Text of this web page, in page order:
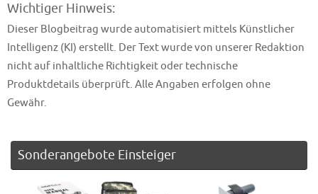
Wichtiger Hinweis:
Dieser Blogbeitrag wurde automatisiert mittels Künstlicher
Intelligenz (KI) erstellt. Der Text wurde von unserer Redaktion
nicht auf inhaltliche Richtigkeit oder technische
Produktdetails überprüft. Alle Angaben erfolgen ohne
Gewähr.
Sonderangebote Einsteiger